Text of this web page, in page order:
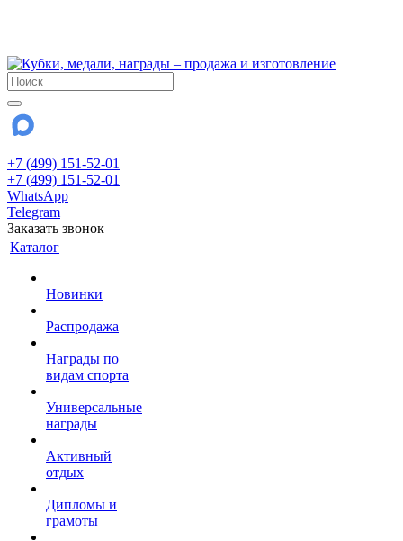
+7 (499) 151-52-01
+7 (499) 151-52-01
WhatsApp
Telegram
Заказать звонок
Каталог
Новинки
Распродажа
Награды по
видам спорта
Универсальные
награды
Активный
отдых
Дипломы и
грамоты